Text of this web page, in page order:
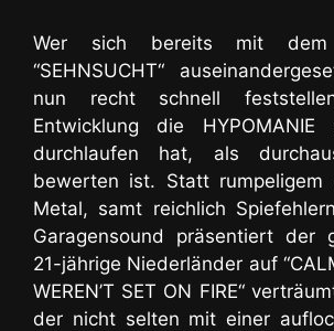
Wer sich bereits mit dem
“SEHNSUCHT“
nun recht schnell
Entwicklung die
durchlaufen hat, als
bewerten ist. Statt rumpeligem
Metal, samt reichlich
Garagensound präsentiert der
21-jährige Niederländer auf
WEREN’T SET ON FIRE“
der nicht selten mit einer